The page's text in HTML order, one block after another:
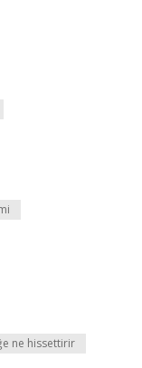
ne hissettirir